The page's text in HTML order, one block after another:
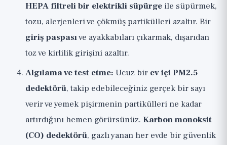
HEPA filtreli bir elektrikli süpürge ile süpürmek,
tozu, alerjenleri ve çökmüş partikülleri azaltır. Bir
giriş paspasıve ayakkabıları çıkarmak, dışarıdan
toz ve kirlilik girişini azaltır.
Algılama ve test etme: Ucuz bir ev içi PM2.5
dedektörü, takip edebileceğiniz gerçek bir sayı
verir ve yemek pişirmenin partikülleri ne kadar
artırdığını hemen görürsünüz. Karbon monoksit
(CO) dedektörü, gazlı yanan her evde bir güvenlik